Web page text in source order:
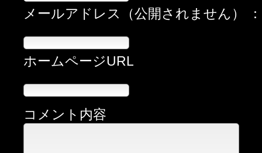
メールアドレス（公開されません）
ホームページURL
コメント内容